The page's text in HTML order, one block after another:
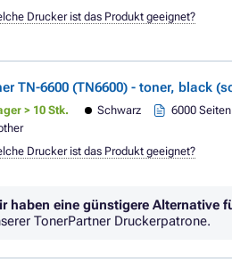
Drucker ist das Produkt geeignet?
TN-6600 (TN6600) - toner, black
> 10 Stk. Schwarz 6000 Seiten
Drucker ist das Produkt geeignet?
haben eine günstigere Alternative
TonerPartner Druckerpatrone.